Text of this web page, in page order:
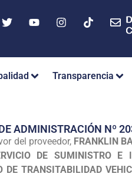
Transparencia
DE ADMINISTRACIÓN Nº
del proveedor, FRANKLIN
DE SUMINISTRO E
DE TRANSITABILIDAD